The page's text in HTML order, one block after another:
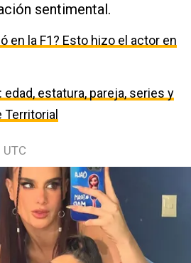
sentimental.
en la F1? Esto hizo el actor en
edad, estatura, pareja, series y